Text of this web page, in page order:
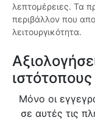
λεπτομέρειες. Τα
περιβάλλον που
λειτουργικότητα.
ιστότοπους
Μόνο οι
σε αυτές τις